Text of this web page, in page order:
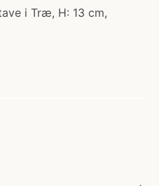
i Træ, H: 13 cm,